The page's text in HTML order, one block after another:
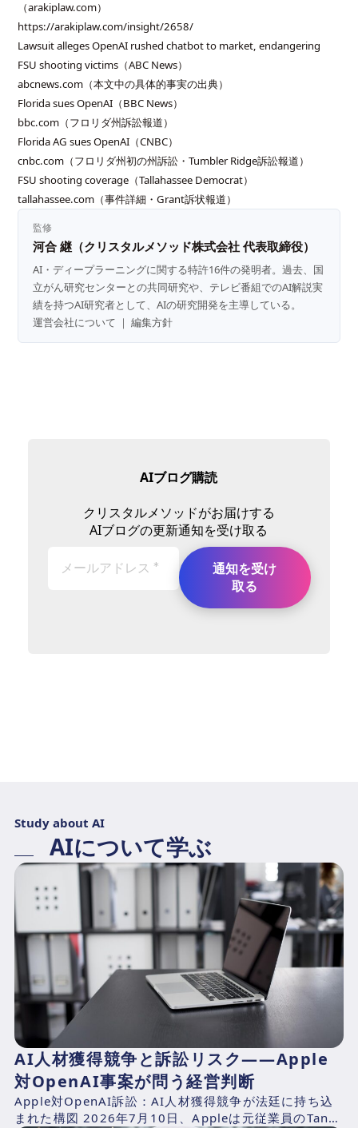
（arakiplaw.com）
https://arakiplaw.com/insight/2658/
Lawsuit alleges OpenAI rushed chatbot to market, endangering
FSU shooting victims（ABC News）
abcnews.com（本文中の具体的事実の出典）
Florida sues OpenAI（BBC News）
bbc.com（フロリダ州訴訟報道）
Florida AG sues OpenAI（CNBC）
cnbc.com（フロリダ州初の州訴訟・Tumbler Ridge訴訟報道）
FSU shooting coverage（Tallahassee Democrat）
tallahassee.com（事件詳細・Grant訴状報道）
監修
河合 継（クリスタルメソッド株式会社 代表取締役）
AI・ディープラーニングに関する特許16件の発明者。過去、国
立がん研究センターとの共同研究や、テレビ番組でのAI解説実
績を持つAI研究者として、AIの研究開発を主導している。
運営会社について ｜編集方針
AIブログ購読
クリスタルメソッドがお届けする
AIブログの更新通知を受け取る
Study about AI
AIについて学ぶ
AI人材獲得競争と訴訟リスク――Apple
対OpenAI事案が問う経営判断
Apple対OpenAI訴訟：AI人材獲得競争が法廷に持ち込
まれた構図 2026年7月10日、Appleは元従業員のTang